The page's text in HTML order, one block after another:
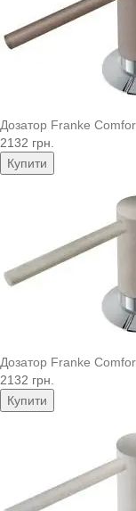
Дозатор Franke
2132 грн.
Купити
Дозатор Franke
2132 грн.
Купити